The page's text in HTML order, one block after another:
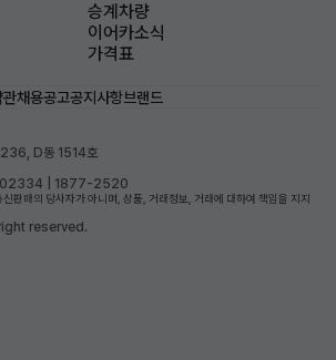
승계차량
이어카소식
가격표
관채용공고공지사항브랜드
236, D동 1514호
02334 | 1877-2520
판매의 당사자가 아니며, 상품, 거래정보, 거래에 대하여 책임을 지지
reserved.